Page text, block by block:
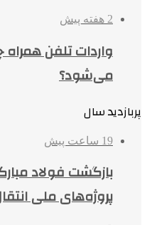
2 هفته پیش
واردات تلفن
می‌شود؟
پربازدید سال
19 ساعت پیش
بازگشت فولاد
پروژه‌های ملی